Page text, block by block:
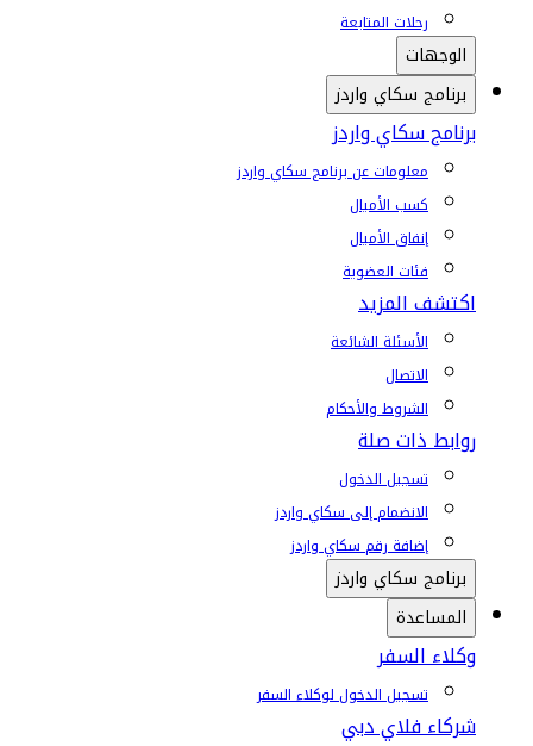
رحلات المتابعة
الوجهات
برنامج سكاي واردز
برنامج سكاي واردز
معلومات عن برنامج سكاي واردز
كسب الأميال
إنفاق الأميال
فئات العضوية
اكتشف المزيد
الأسئلة الشائعة
الاتصال
الشروط والأحكام
روابط ذات صلة
تسجيل الدخول
الانضمام إلى سكاي واردز
إضافة رقم سكاي واردز
برنامج سكاي واردز
المساعدة
وكلاء السفر
تسجيل الدخول لوكلاء السفر
شركاء فلاي دبي